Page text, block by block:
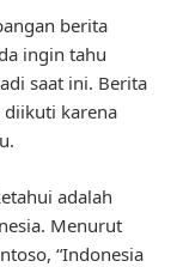
berita
ingin tahu
saat ini. Berita
karena
adalah
Menurut
“Indonesia